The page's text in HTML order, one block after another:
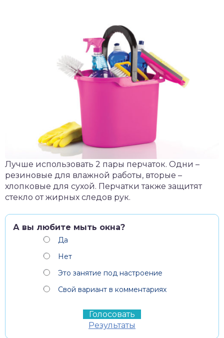
Лучше использовать 2 пары перчаток. Одни –
резиновые для влажной работы, вторые –
хлопковые для сухой. Перчатки также защитят
стекло от жирных следов рук.
А вы любите мыть окна?
Да
Нет
Это занятие под настроение
Свой вариант в комментариях
Результаты